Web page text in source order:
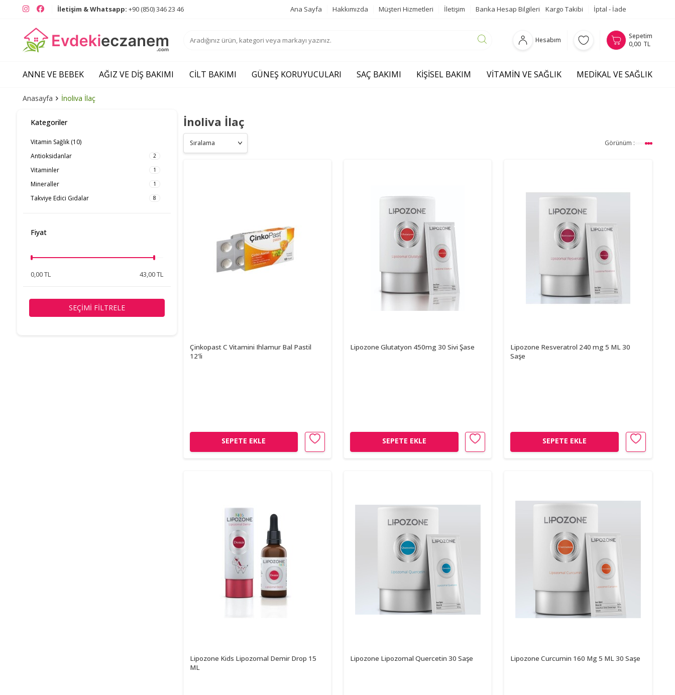
InstagramFacebookİletişim & Whatsapp: +90 (850) 346 23 46 Ana Sayfa Hakkımızda Müşteri Hizmetleri İletişim Banka Hesap Bilgileri Kargo Takibi İptal - İade
Hesabım
Sepetim
0,00 TL
ANNE VE BEBEK AĞIZ VE DIŞ BAKIMI CILT BAKIMI GÜNEŞ KORUYUCULARI SAÇ BAKIMI KIŞISEL BAKIM VITAMIN VE SAĞLIK MEDIKAL VE SAĞLIK
Anasayfa İnoliva İlaç
Kategoriler
Vitamin Sağlık (10)
Antioksidanlar
2
Vitaminler 1
Mineraller 1
Takviye Edici Gıdalar 8
Fiyat
0,00 TL 43,00 TL
SEÇIMI FILTRELE
İnoliva İlaç
Görünüm :
Çinkopast C Vitamini Ihlamur Bal Pastil
12'li
SEPETE EKLE
Lipozone Glutatyon 450mg 30 Sivi Şase
SEPETE EKLE
Lipozone Resveratrol 240 mg 5 ML 30
Saşe
SEPETE EKLE
Lipozone Kids Lipozomal Demir Drop 15
ML
Lipozone Lipozomal Quercetin 30 Saşe Lipozone Curcumin 160 Mg 5 ML 30 Saşe